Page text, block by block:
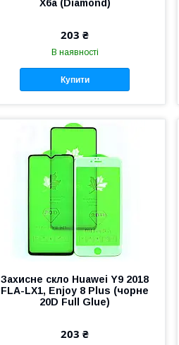
X6a (Diamond)
203 ₴
В наявності
Купити
Захисне скло Huawei Y9 2018
FLA-LX1, Enjoy 8 Plus (чорне
20D Full Glue)
203 ₴